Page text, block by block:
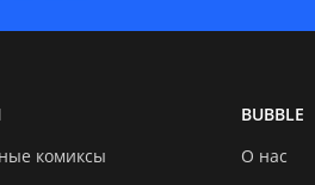
комиксы
BUBBLE
О нас